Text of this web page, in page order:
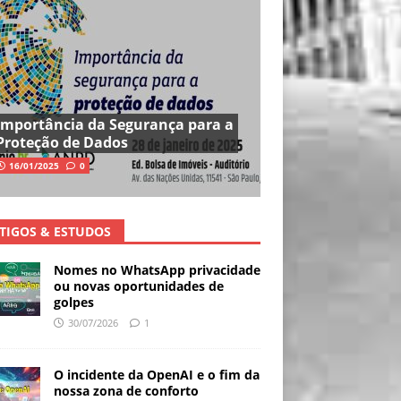
da Segurança para a
de Dados
16/01/2025 0
& ESTUDOS
Nomes no WhatsApp privacidade
ou novas oportunidades de
golpes
30/07/2026 1
O incidente da OpenAI e o fim da
nossa zona de conforto